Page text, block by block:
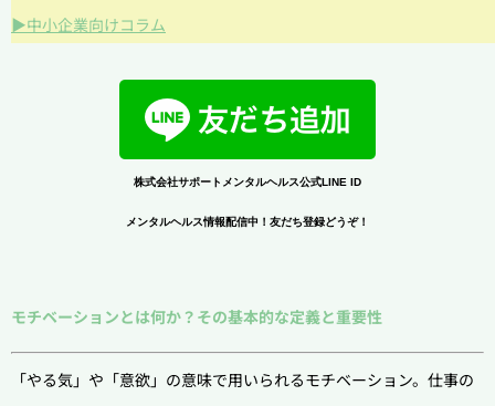
▶中小企業向けコラム
株式会社サポートメンタルヘルス公式LINE ID
メンタルヘルス情報配信中！友だち登録どうぞ！
モチベーションとは何か？その基本的な定義と重要性
「やる気」や「意欲」の意味で用いられるモチベーション。仕事の